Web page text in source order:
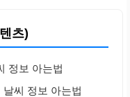
츠)
정보 아는법
씨 정보 아는법